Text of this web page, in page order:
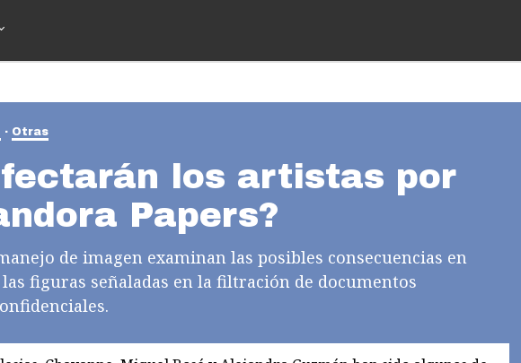
Otras
los artistas por
Papers?
de imagen examinan las posibles consecuencias en
figuras señaladas en la filtración de documentos